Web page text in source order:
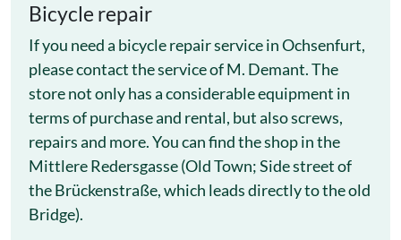
Bicycle repair
If you need a bicycle repair service in Ochsenfurt,
please contact the service of M. Demant. The
store not only has a considerable equipment in
terms of purchase and rental, but also screws,
repairs and more. You can find the shop in the
Mittlere Redersgasse (Old Town; Side street of
the Brückenstraße, which leads directly to the old
Bridge).